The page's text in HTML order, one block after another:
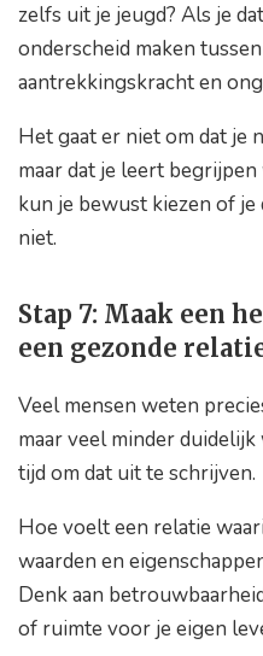
zelfs uit je jeugd? Als je
onderscheid maken
aantrekkingskracht en
Het gaat er niet om dat je
maar dat je leert begrijpen
kun je bewust kiezen of
niet.
Stap 7: Maak een
een gezonde
Veel mensen weten
maar veel minder
tijd om dat uit te schrijven.
Hoe voelt een relatie
waarden en
Denk aan
of ruimte voor je eigen